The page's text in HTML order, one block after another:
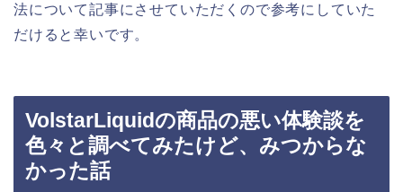
法について記事にさせていただくので参考にしていた
だけると幸いです。
VolstarLiquidの商品の悪い体験談を
色々と調べてみたけど、みつからな
かった話